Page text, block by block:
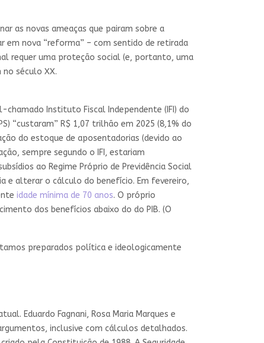
as novas ameaças que pairam sobre a
em nova “reforma” – com sentido de retirada
requer uma proteção social (e, portanto, uma
século XX.
Instituto Fiscal Independente (IFI) do
“custaram” R$ 1,07 trilhão em 2025 (8,1% do
do estoque de aposentadorias (devido ao
sempre segundo o IFI, estariam
ao Regime Próprio de Previdência Social
e alterar o cálculo do benefício. Em fevereiro,
idade mínima de 70 anos. O próprio
dos benefícios abaixo do do PIB. (O
preparados política e ideologicamente
Eduardo Fagnani, Rosa Maria Marques e
inclusive com cálculos detalhados.